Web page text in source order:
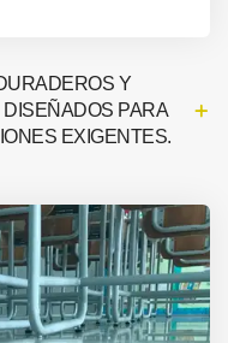
Y
PARA
EXIGENTES.